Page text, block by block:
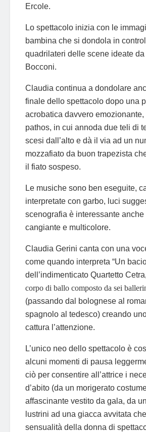
Ercole.
Lo spettacolo inizia con le
bambina che si dondola in
quadrilateri delle scene ideate da
Bocconi.
Claudia continua a dondolare
finale dello spettacolo dopo una
acrobatica davvero
pathos, in cui annoda due teli di
scesi dall’alto e dà il via ad un
mozzafiato da buon trapezista
il fiato sospeso.
Le musiche sono ben eseguite,
interpretate con garbo, luci
scenografia è interessante
cangiante e multicolore.
Claudia Gerini canta con una
come quando interpreta “Un
dell’indimenticato Quartetto Cetra,
corpo di ballo composto da sei
(passando dal bolognese al
spagnolo al tedesco) creando
cattura l’attenzione.
L’unico neo dello spettacolo è
alcuni momenti di pausa
ciò per consentire all’attrice i
d’abito (da un morigerato
affascinante vestito da gala, da
lustrini ad una giacca avvitata
sensualità della donna di